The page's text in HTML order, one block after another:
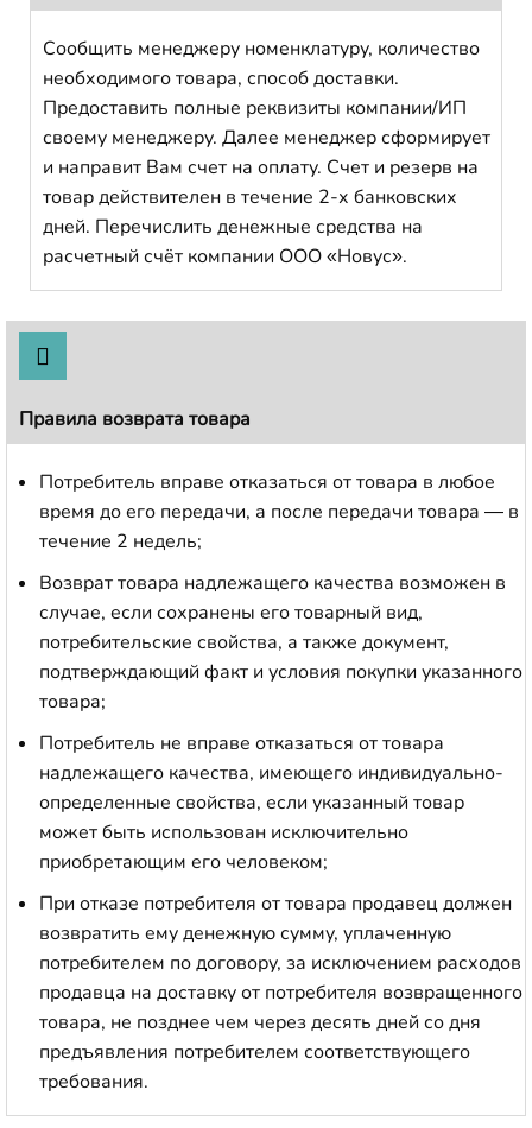
Сообщить менеджеру номенклатуру, количество
необходимого товара, способ доставки.
Предоставить полные реквизиты компании/ИП
своему менеджеру. Далее менеджер сформирует
и направит Вам счет на оплату. Счет и резерв на
товар действителен в течение 2-х банковских
дней. Перечислить денежные средства на
расчетный счёт компании ООО «Новус».
Правила возврата товара
Потребитель вправе отказаться от товара в любое
время до его передачи, а после передачи товара — в
течение 2 недель;
Возврат товара надлежащего качества возможен в
случае, если сохранены его товарный вид,
потребительские свойства, а также документ,
подтверждающий факт и условия покупки указанного
товара;
Потребитель не вправе отказаться от товара
надлежащего качества, имеющего индивидуально-
определенные свойства, если указанный товар
может быть использован исключительно
приобретающим его человеком;
При отказе потребителя от товара продавец должен
возвратить ему денежную сумму, уплаченную
потребителем по договору, за исключением расходов
продавца на доставку от потребителя возвращенного
товара, не позднее чем через десять дней со дня
предъявления потребителем соответствующего
требования.